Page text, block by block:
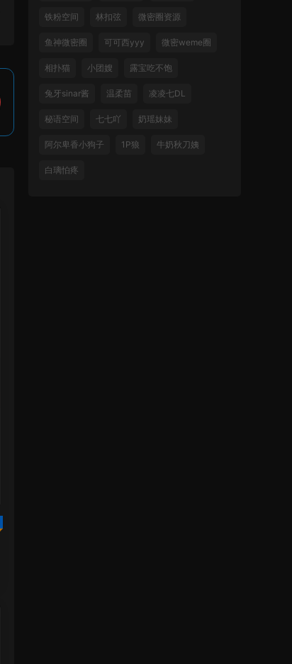
铁粉空间 林扣弦 微密圈资源
鱼神微密圈 可可西yyy 微密weme圈
相扑猫 小团嫂 露宝吃不饱
兔牙sinar酱 温柔苗 凌凌七DL
秘语空间 七七吖 奶瑶妹妹
阿尔卑香小狗子 1P狼 牛奶秋刀姨
白璃怕疼